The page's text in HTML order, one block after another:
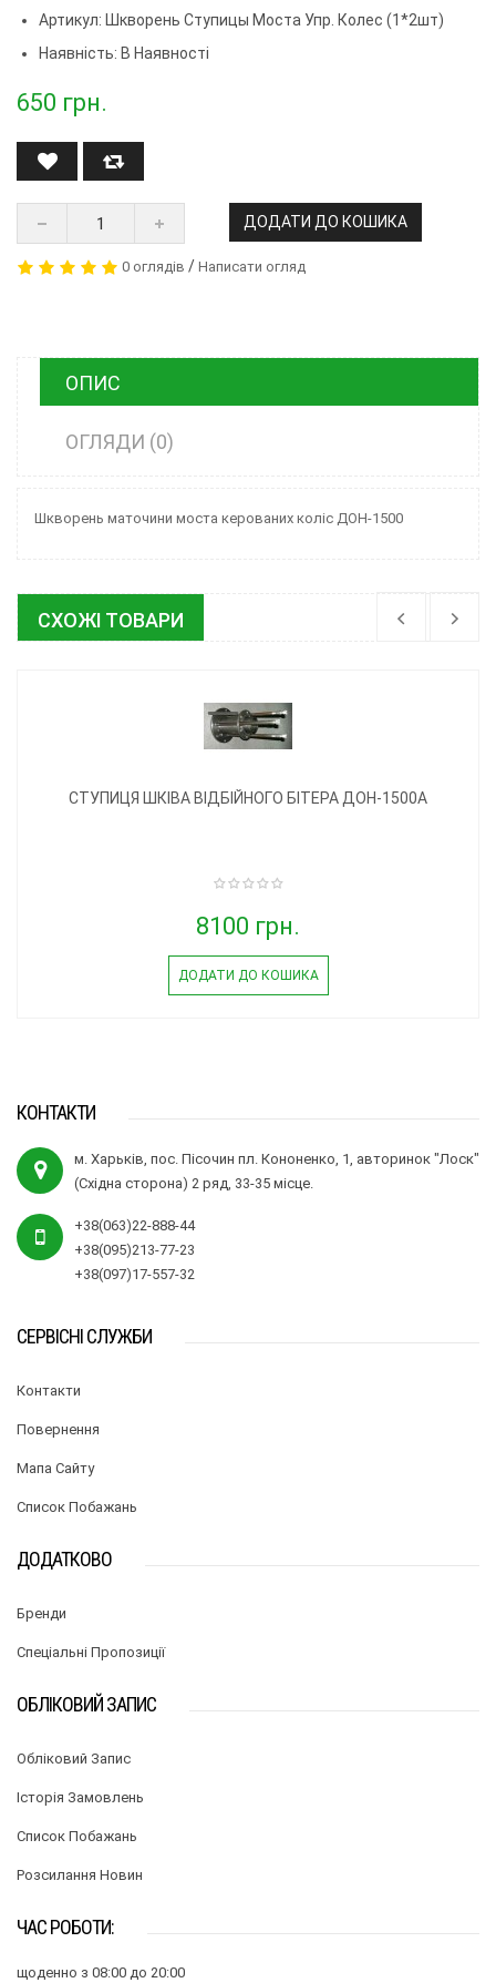
Артикул: Шкворень Ступицы Моста Упр. Колес (1*2шт)
Наявність: В Наявності
650 грн.
ДОДАТИ ДО КОШИКА
0 оглядів / Написати огляд
ОПИС
ОГЛЯДИ (0)
Шкворень маточини моста керованих коліс ДОН-1500
СХОЖІ ТОВАРИ
СТУПИЦЯ ШКІВА ВІДБІЙНОГО БІТЕРА ДОН-1500А
8100 грн.
ДОДАТИ ДО КОШИКА
КОНТАКТИ
м. Харьків, пос. Пісочин пл. Кононенко, 1, авторинок "Лоск"
(Східна сторона) 2 ряд, 33-35 місце.
+38(063)22-888-44
+38(095)213-77-23
+38(097)17-557-32
СЕРВІСНІ СЛУЖБИ
Контакти
Повернення
Мапа Сайту
Список Побажань
ДОДАТКОВО
Бренди
Спеціальні Пропозиції
ОБЛІКОВИЙ ЗАПИС
Обліковий Запис
Історія Замовлень
Список Побажань
Розсилання Новин
ЧАС РОБОТИ:
щоденно з 08:00 до 20:00